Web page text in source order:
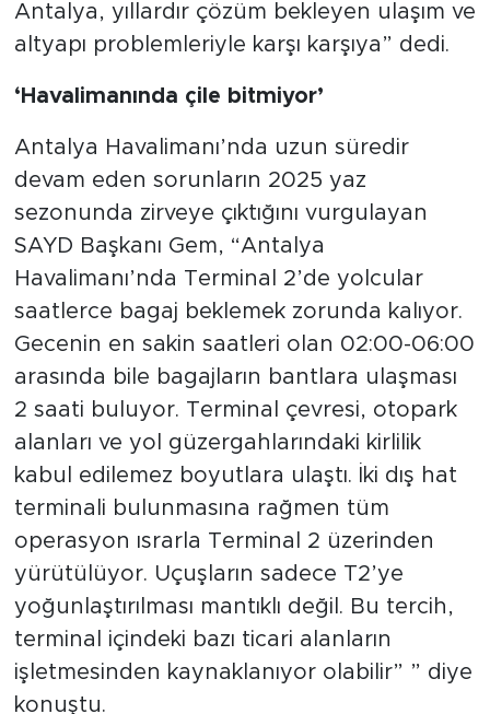
Antalya, yıllardır çözüm bekleyen ulaşım ve
altyapı problemleriyle karşı karşıya” dedi.
‘Havalimanında çile bitmiyor’
Antalya Havalimanı’nda uzun süredir
devam eden sorunların 2025 yaz
sezonunda zirveye çıktığını vurgulayan
SAYD Başkanı Gem, “Antalya
Havalimanı’nda Terminal 2’de yolcular
saatlerce bagaj beklemek zorunda kalıyor.
Gecenin en sakin saatleri olan 02:00-06:00
arasında bile bagajların bantlara ulaşması
2 saati buluyor. Terminal çevresi, otopark
alanları ve yol güzergahlarındaki kirlilik
kabul edilemez boyutlara ulaştı. İki dış hat
terminali bulunmasına rağmen tüm
operasyon ısrarla Terminal 2 üzerinden
yürütülüyor. Uçuşların sadece T2’ye
yoğunlaştırılması mantıklı değil. Bu tercih,
terminal içindeki bazı ticari alanların
işletmesinden kaynaklanıyor olabilir” ” diye
konuştu.